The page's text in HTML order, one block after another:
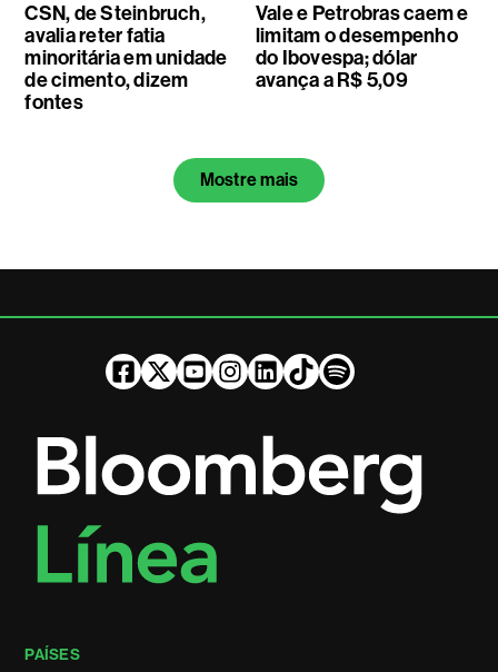
CSN, de Steinbruch,
avalia reter fatia
minoritária em unidade
de cimento, dizem
fontes
Vale e Petrobras caem e
limitam o desempenho
do Ibovespa; dólar
avança a R$ 5,09
Mostre mais
PAÍSES